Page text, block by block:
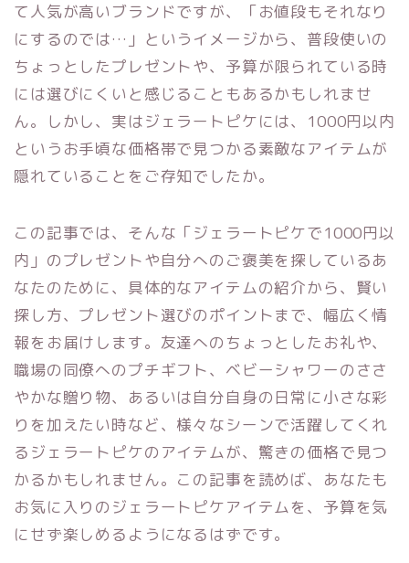
て人気が高いブランドですが、「お値段もそれなり
にするのでは…」というイメージから、普段使いの
ちょっとしたプレゼントや、予算が限られている時
には選びにくいと感じることもあるかもしれませ
ん。しかし、実はジェラートピケには、1000円以内
というお手頃な価格帯で見つかる素敵なアイテムが
隠れていることをご存知でしたか。
この記事では、そんな「ジェラートピケで1000円以
内」のプレゼントや自分へのご褒美を探しているあ
なたのために、具体的なアイテムの紹介から、賢い
探し方、プレゼント選びのポイントまで、幅広く情
報をお届けします。友達へのちょっとしたお礼や、
職場の同僚へのプチギフト、ベビーシャワーのささ
やかな贈り物、あるいは自分自身の日常に小さな彩
りを加えたい時など、様々なシーンで活躍してくれ
るジェラートピケのアイテムが、驚きの価格で見つ
かるかもしれません。この記事を読めば、あなたも
お気に入りのジェラートピケアイテムを、予算を気
にせず楽しめるようになるはずです。